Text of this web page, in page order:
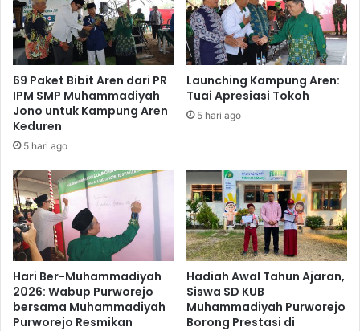
69 Paket Bibit Aren dari PR
IPM SMP Muhammadiyah
Jono untuk Kampung Aren
Keduren
5 hari ago
Launching Kampung Aren:
Tuai Apresiasi Tokoh
5 hari ago
Hari Ber-Muhammadiyah
2026: Wabup Purworejo
bersama Muhammadiyah
Purworejo Resmikan
Hadiah Awal Tahun Ajaran,
Siswa SD KUB
Muhammadiyah Purworejo
Borong Prestasi di